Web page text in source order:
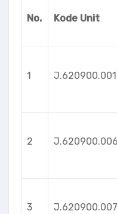
No. Kode Unit
1
2
3